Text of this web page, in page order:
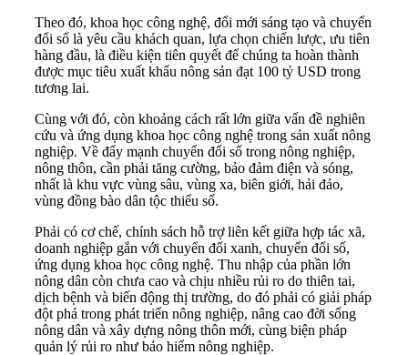
Theo đó, khoa học công nghệ, đổi mới sáng tạo và chuyển
đổi số là yêu cầu khách quan, lựa chọn chiến lược, ưu tiên
hàng đầu, là điều kiện tiên quyết để chúng ta hoàn thành
được mục tiêu xuất khẩu nông sản đạt 100 tỷ USD trong
tương lai.
Cùng với đó, còn khoảng cách rất lớn giữa vấn đề nghiên
cứu và ứng dụng khoa học công nghệ trong sản xuất nông
nghiệp. Về đẩy mạnh chuyển đổi số trong nông nghiệp,
nông thôn, cần phải tăng cường, bảo đảm điện và sóng,
nhất là khu vực vùng sâu, vùng xa, biên giới, hải đảo,
vùng đồng bào dân tộc thiểu số.
Phải có cơ chế, chính sách hỗ trợ liên kết giữa hợp tác xã,
doanh nghiệp gắn với chuyển đổi xanh, chuyển đổi số,
ứng dụng khoa học công nghệ. Thu nhập của phần lớn
nông dân còn chưa cao và chịu nhiều rủi ro do thiên tai,
dịch bệnh và biến động thị trường, do đó phải có giải pháp
đột phá trong phát triển nông nghiệp, nâng cao đời sống
nông dân và xây dựng nông thôn mới, cùng biện pháp
quản lý rủi ro như bảo hiểm nông nghiệp.